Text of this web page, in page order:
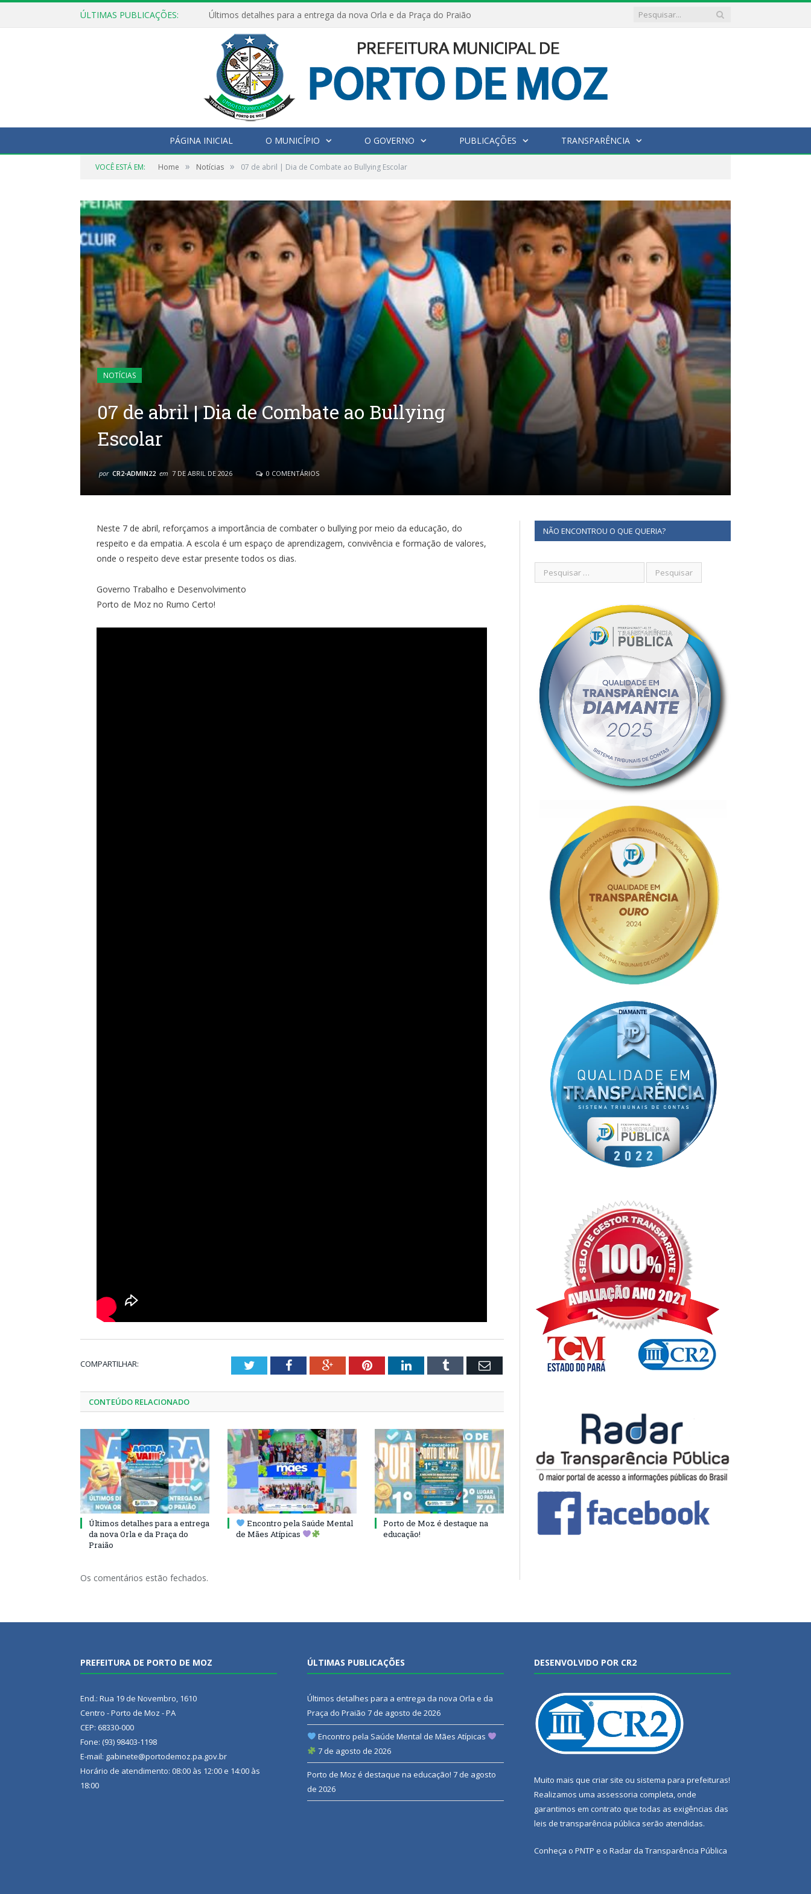
ÚLTIMAS PUBLICAÇÕES: Últimos detalhes para a entrega da nova Orla e da Praça do Praião
PÁGINA INICIAL O MUNICÍPIO O GOVERNO PUBLICAÇÕES TRANSPARÊNCIA
VOCÊ ESTÁ EM: Home » Notícias » 07 de abril | Dia de Combate ao Bullying Escolar
NOTÍCIAS
07 de abril | Dia de Combate ao Bullying
Escolar
por CR2-ADMIN22 em 7 DE ABRIL DE 2026 0 COMENTÁRIOS
Neste 7 de abril, reforçamos a importância de combater o bullying por meio da educação, do
respeito e da empatia. A escola é um espaço de aprendizagem, convivência e formação de valores,
onde o respeito deve estar presente todos os dias.
Governo Trabalho e Desenvolvimento
Porto de Moz no Rumo Certo!
COMPARTILHAR: TwitterFacebookGoogle+PinterestLinkedInTumblr Email
CONTEÚDO RELACIONADO
Últimos detalhes para a entrega
da nova Orla e da Praça do
Praião
Encontro pela Saúde Mental
de Mães Atípicas
Porto de Moz é destaque na
educação!
Os comentários estão fechados.
NÃO ENCONTROU O QUE QUERIA?
PREFEITURA DE PORTO DE MOZ
End.: Rua 19 de Novembro, 1610
Centro - Porto de Moz - PA
CEP: 68330-000
Fone: (93) 98403-1198
E-mail: gabinete@portodemoz.pa.gov.br
Horário de atendimento: 08:00 às 12:00 e 14:00 às
18:00
ÚLTIMAS PUBLICAÇÕES
Últimos detalhes para a entrega da nova Orla e da
Praça do Praião 7 de agosto de 2026
Encontro pela Saúde Mental de Mães Atípicas
7 de agosto de 2026
Porto de Moz é destaque na educação! 7 de agosto
de 2026
DESENVOLVIDO POR CR2
Muito mais que criar site ou sistema para prefeituras!
Realizamos uma assessoria completa, onde
garantimos em contrato que todas as exigências das
leis de transparência pública serão atendidas.
Conheça o PNTP e o Radar da Transparência Pública